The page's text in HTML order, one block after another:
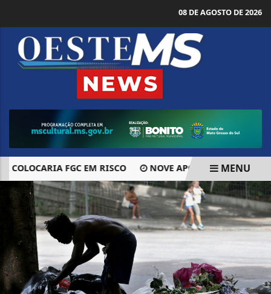
08 DE AGOSTO DE 2026
FGC EM RISCO NOVE APOSTAS ACERTAM
EM ALTA
MENU